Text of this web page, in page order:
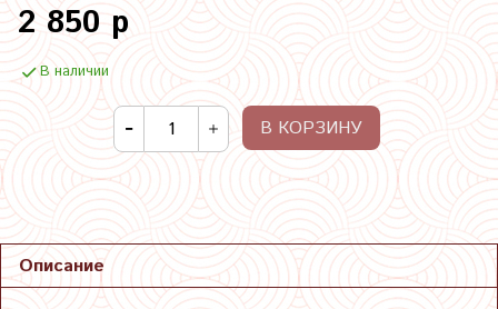
2 850 р
В наличии
В КОРЗИНУ
Описание